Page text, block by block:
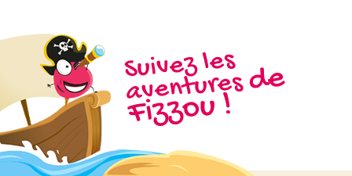
Suivez les
aventuresd
e
Fizz
ou !